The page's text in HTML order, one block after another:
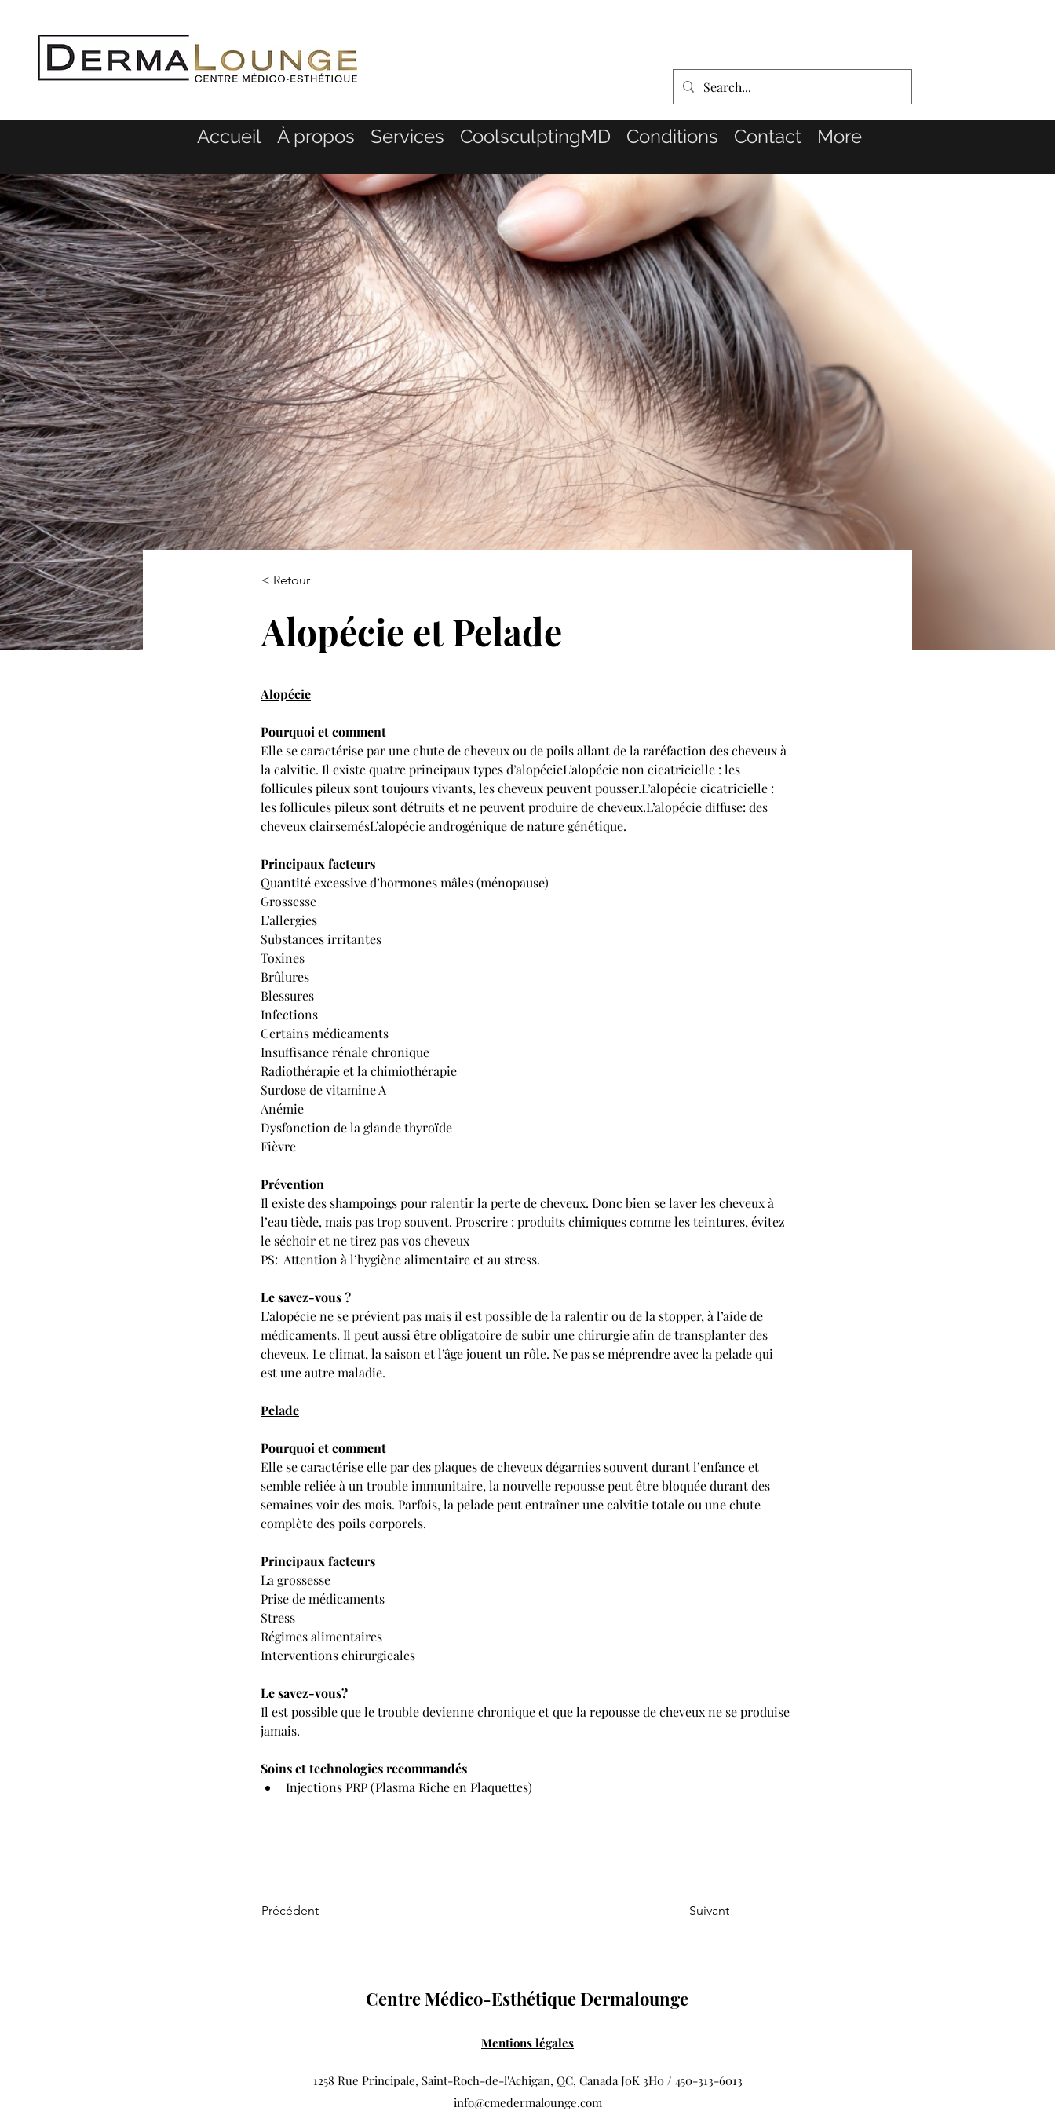
Accueil À propos Services CoolsculptingMD Conditions Contact More
< Retour
Alopécie et Pelade
Alopécie
Pourquoi et comment
Elle se caractérise par une chute de cheveux ou de poils allant de la raréfaction des cheveux à
la calvitie. Il existe quatre principaux types d’alopécieL’alopécie non cicatricielle : les
follicules pileux sont toujours vivants, les cheveux peuvent pousser.L’alopécie cicatricielle :
les follicules pileux sont détruits et ne peuvent produire de cheveux.L’alopécie diffuse: des
cheveux clairsemésL’alopécie androgénique de nature génétique.
Principaux facteurs
Quantité excessive d’hormones mâles (ménopause)
Grossesse
L’allergies
Substances irritantes
Toxines
Brûlures
Blessures
Infections
Certains médicaments
Insuffisance rénale chronique
Radiothérapie et la chimiothérapie
Surdose de vitamine A
Anémie
Dysfonction de la glande thyroïde
Fièvre
Prévention
Il existe des shampoings pour ralentir la perte de cheveux. Donc bien se laver les cheveux à
l’eau tiède, mais pas trop souvent. Proscrire : produits chimiques comme les teintures, évitez
le séchoir et ne tirez pas vos cheveux
PS:  Attention à l’hygiène alimentaire et au stress.
Le savez-vous ?
L’alopécie ne se prévient pas mais il est possible de la ralentir ou de la stopper, à l’aide de
médicaments. Il peut aussi être obligatoire de subir une chirurgie afin de transplanter des
cheveux. Le climat, la saison et l’âge jouent un rôle. Ne pas se méprendre avec la pelade qui
est une autre maladie.
Pelade
Pourquoi et comment
Elle se caractérise elle par des plaques de cheveux dégarnies souvent durant l’enfance et
semble reliée à un trouble immunitaire, la nouvelle repousse peut être bloquée durant des
semaines voir des mois. Parfois, la pelade peut entraîner une calvitie totale ou une chute
complète des poils corporels.
Principaux facteurs
La grossesse
Prise de médicaments
Stress
Régimes alimentaires
Interventions chirurgicales
Le savez-vous?
Il est possible que le trouble devienne chronique et que la repousse de cheveux ne se produise
jamais.
Soins et technologies recommandés
Injections PRP (Plasma Riche en Plaquettes)
Précédent Suivant
Centre Médico-Esthétique Dermalounge
Mentions légales
1258 Rue Principale, Saint-Roch-de-l'Achigan, QC, Canada J0K 3H0 / 450-313-6013
info@cmedermalounge.com